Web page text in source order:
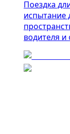
Поездка
испытание
водителя и